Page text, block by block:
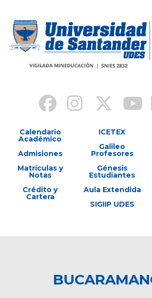
Calendario
Académico
Admisiones
Matrículas y
Notas
Crédito y
Cartera
ICETEX
Galileo
Profesores
Génesis
Estudiantes
Aula Extendida
SIGIIP UDES